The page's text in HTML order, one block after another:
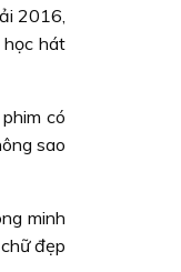
2016,
học hát
có
sao
minh
đẹp